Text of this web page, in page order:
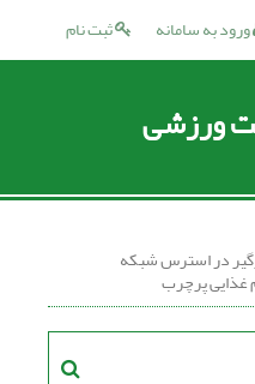
ثبت نام ورود به سامانه
ورزشی
در استرس شبکه
غذایی پرچرب